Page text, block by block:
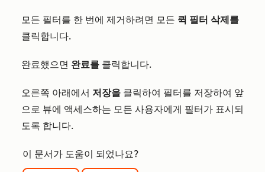
모든 필터를 한 번에 제거하려면 모든 퀵 필터 삭제를
클릭합니다.
완료했으면 완료를 클릭합니다.
오른쪽 아래에서 저장을 클릭하여 필터를 저장하여 앞
으로 뷰에 액세스하는 모든 사용자에게 필터가 표시되
도록 합니다.
이 문서가 도움이 되었나요?